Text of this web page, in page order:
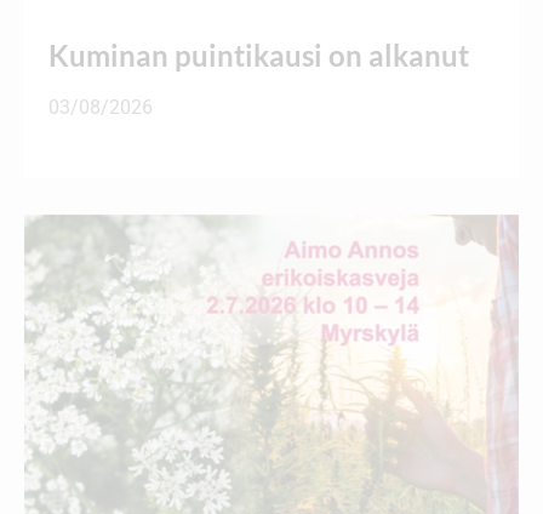
Kuminan puintikausi on alkanut
03/08/2026